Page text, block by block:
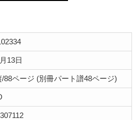
13日
88ページ (別冊パート譜48ページ)